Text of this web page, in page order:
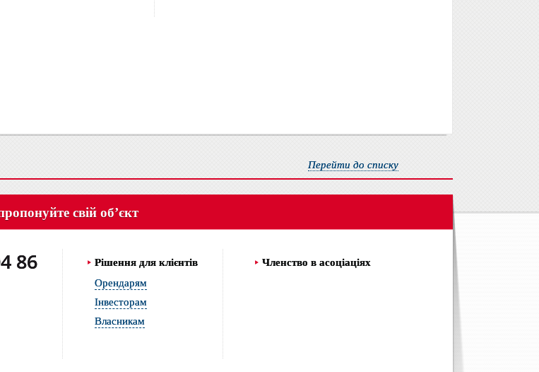
Перейти до списку
свій об’єкт
86
Рішення для клієнтів
Орендарям
Інвесторам
Власникам
Членство в асоціаціях